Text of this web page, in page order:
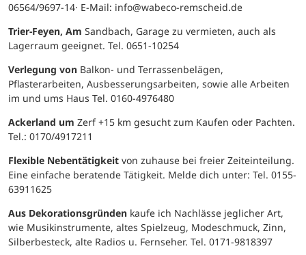
06564/9697-14· E-Mail: info@wabeco-remscheid.de
Trier-Feyen, Am Sandbach, Garage zu vermieten, auch als
Lagerraum geeignet. Tel. 0651-10254
Verlegung von Balkon- und Terrassenbelägen,
Pflasterarbeiten, Ausbesserungsarbeiten, sowie alle Arbeiten
im und ums Haus Tel. 0160-4976480
Ackerland um Zerf +15 km gesucht zum Kaufen oder Pachten.
Tel.: 0170/4917211
Flexible Nebentätigkeit von zuhause bei freier Zeiteinteilung.
Eine einfache beratende Tätigkeit. Melde dich unter: Tel. 0155-
63911625
Aus Dekorationsgründen kaufe ich Nachlässe jeglicher Art,
wie Musikinstrumente, altes Spielzeug, Modeschmuck, Zinn,
Silberbesteck, alte Radios u. Fernseher. Tel. 0171-9818397